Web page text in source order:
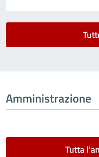
Amministrazione
Tutta